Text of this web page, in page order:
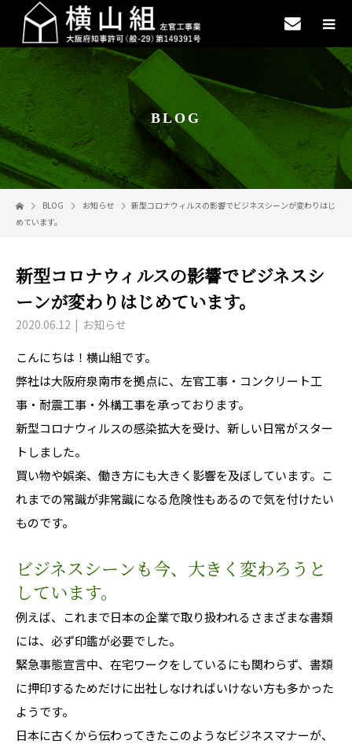
BLOG
BLOG お知らせ
新型コロナウィルスの影響でビジネスシーンが変わりはじ
めています。
新型コロナウィルスの影響でビジネスシ
ーンが変わりはじめています。
2020.06.12 お知らせ
こんにちは！横山組です。
弊社は大阪府泉南市を拠点に、左官工事・コンクリート工
事・耐震工事・外構工事を承っております。
新型コロナウィルスの感染拡大を受け、新しい日常がスター
トしました。
買い物や娯楽、働き方にも大きく影響を及ぼしています。こ
れまでの常識が非常識になる危険性もあるので気を付けたい
ものです。
ビジネスシーンも今、大きく変わろうと
しています。
例えば、これまで日本の企業で取り扱われるさまざまな書類
には、必ず印鑑が必要でした。
緊急事態宣言中、在宅ワークをしているにも関わらず、書類
に押印するためだけに出社しなければいけない方も多かった
ようです。
日本に古くから伝わってきたこのようなビジネスマナーが、